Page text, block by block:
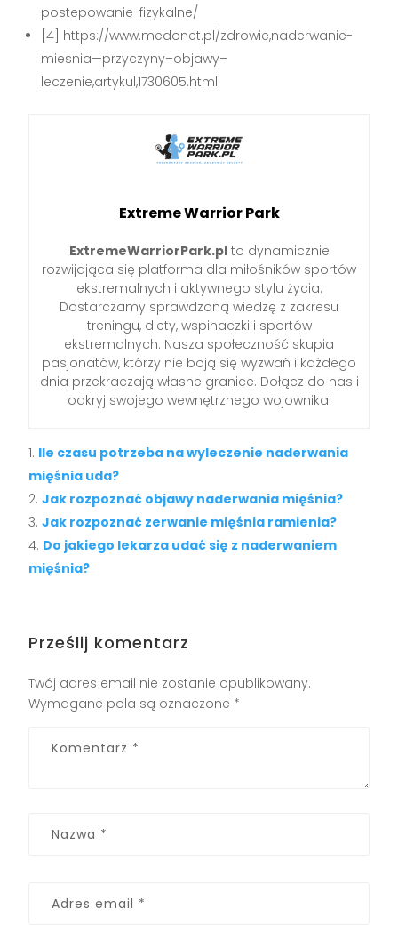
postepowanie-fizykalne/
[4] https://www.medonet.pl/zdrowie,naderwanie-
miesnia—przyczyny–objawy–
leczenie,artykul,1730605.html
Extreme Warrior Park
ExtremeWarriorPark.plto dynamicznie
rozwijająca się platforma dla miłośników sportów
ekstremalnych i aktywnego stylu życia.
Dostarczamy sprawdzoną wiedzę z zakresu
treningu, diety, wspinaczki i sportów
ekstremalnych. Nasza społeczność skupia
pasjonatów, którzy nie boją się wyzwań i każdego
dnia przekraczają własne granice. Dołącz do nas i
odkryj swojego wewnętrznego wojownika!
Ile czasu potrzeba na wyleczenie naderwania
mięśnia uda?
Jak rozpoznać objawy naderwania mięśnia?
Jak rozpoznać zerwanie mięśnia ramienia?
Do jakiego lekarza udać się z naderwaniem
mięśnia?
Prześlij komentarz
Twój adres email nie zostanie opublikowany.
Wymagane pola są oznaczone *